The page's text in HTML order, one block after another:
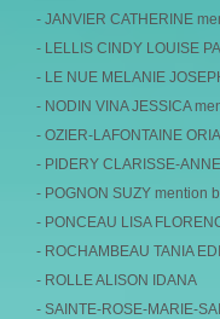
- JANVIER CATHERINE
- LELLIS CINDY LOUISE
- LE NUE MELANIE
- NODIN VINA JESSICA
- OZIER-LAFONTAINE
- PIDERY CLARISSE-
- POGNON SUZY mention
- PONCEAU LISA
- ROCHAMBEAU TANIA
- ROLLE ALISON IDANA
- SAINTE-ROSE-MARIE-